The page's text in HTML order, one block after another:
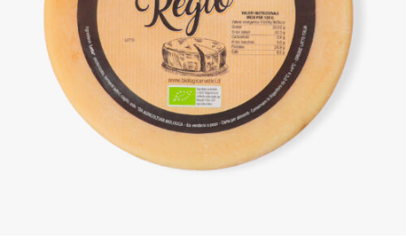
DETTAGLI